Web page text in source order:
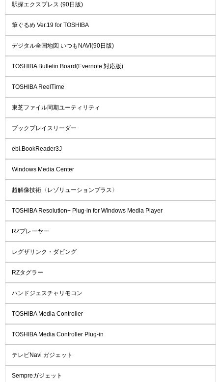
駅探エクスプレス (90日版)
筆ぐるめ Ver.19 for TOSHIBA
デジタル全国地図 いつもNAVI(90日版)
TOSHIBA Bulletin Board(Evernote 対応版)
TOSHIBA ReelTime
東芝ファイル同期ユーティリティ
ブックプレイスリーダー
ebi.BookReader3J
Windows Media Center
超解像技術〈レゾリューションプラス〉
TOSHIBA Resolution+ Plug-in for Windows Media Player
RZプレーヤー
レグザリンク・ダビング
RZタグラー
ハンドジェスチャリモコン
TOSHIBA Media Controller
TOSHIBA Media Controller Plug-in
テレビNavi ガジェット
Sempreガジェット